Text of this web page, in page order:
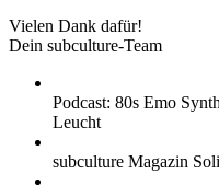
Vielen Dank dafür!
Dein subculture-Team
Podcast: 80s Emo
Leucht
subculture Magazin